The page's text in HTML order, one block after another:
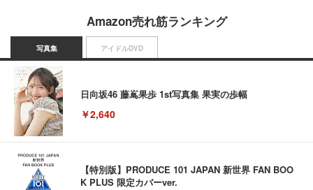
Amazon売れ筋ランキング
写真集
日向坂46 藤嶌果歩 1st写真集 果実の歩幅
￥2,640
【特別版】PRODUCE 101 JAPAN 新世界 FAN BOO
K PLUS 限定カバーver.
アイドルDVD